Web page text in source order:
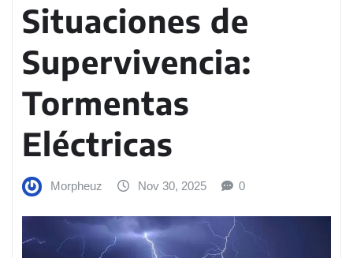
Situaciones de
Supervivencia:
Tormentas
Eléctricas
Morpheuz Nov 30, 2025 0